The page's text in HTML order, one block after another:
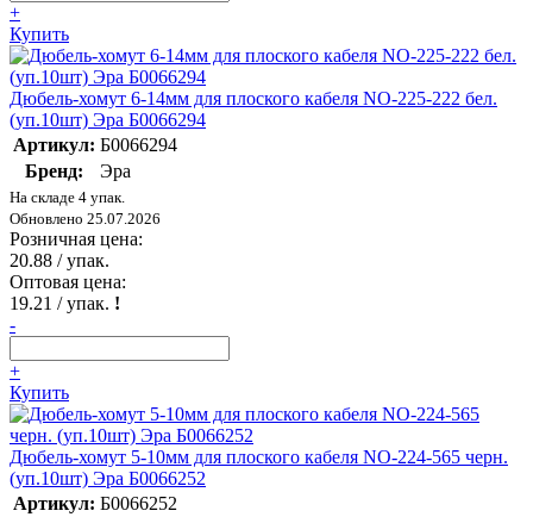
+
Купить
Дюбель-хомут 6-14мм для плоского кабеля NO-225-222 бел.
(уп.10шт) Эра Б0066294
Артикул: Б0066294
Бренд:
Эра
На складе 4 упак.
Обновлено 25.07.2026
Розничная цена:
20.88 / упак.
Оптовая цена:
19.21 / упак. !
-
+
Купить
Дюбель-хомут 5-10мм для плоского кабеля NO-224-565 черн.
(уп.10шт) Эра Б0066252
Артикул: Б0066252